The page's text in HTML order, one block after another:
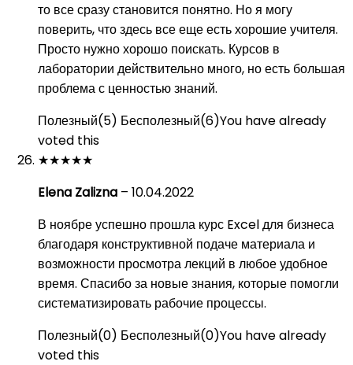
то все сразу становится понятно. Но я могу
поверить, что здесь все еще есть хорошие учителя.
Просто нужно хорошо поискать. Курсов в
лаборатории действительно много, но есть большая
проблема с ценностью знаний.
Полезный(5) Бесполезный(6)You have already
voted this
★★★★★
Elena Zalizna – 10.04.2022
В ноябре успешно прошла курс Excel для бизнеса
благодаря конструктивной подаче материала и
возможности просмотра лекций в любое удобное
время. Спасибо за новые знания, которые помогли
систематизировать рабочие процессы.
Полезный(0) Бесполезный(0)You have already
voted this